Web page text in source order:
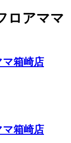
ロアママ
箱崎店
箱崎店